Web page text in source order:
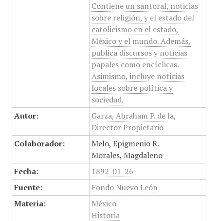
Contiene un santoral, noticias
sobre religión, y el estado del
catolicismo en el estado,
México y el mundo. Además,
publica discursos y noticias
papales como encíclicas.
Asimismo, incluye noticias
locales sobre política y
sociedad.
Autor:
Garza, Abraham P. de la,
Director Propietario
Colaborador:
Melo, Epigmenio R.
Morales, Magdaleno
Fecha:
1892-01-26
Fuente:
Fondo Nuevo León
Materia:
México
Historia